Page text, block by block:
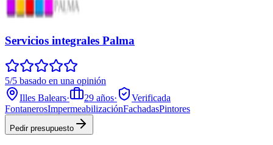
Servicios integrales Palma
5/5 basado en una opinión
Illes Balears· 29 años·
Verificada
FontanerosImpermeabilizaciónFachadasPintores
Pedir presupuesto